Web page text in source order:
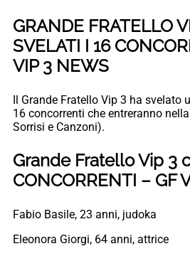
GRANDE FRATELLO
SVELATI I 16
VIP 3 NEWS
Il Grande Fratello Vip 3 ha svelato
16 concorrenti che entreranno
Sorrisi e Canzoni).
Grande Fratello Vip 3
CONCORRENTI – GF
Fabio Basile, 23 anni, judoka
Eleonora Giorgi, 64 anni, attrice